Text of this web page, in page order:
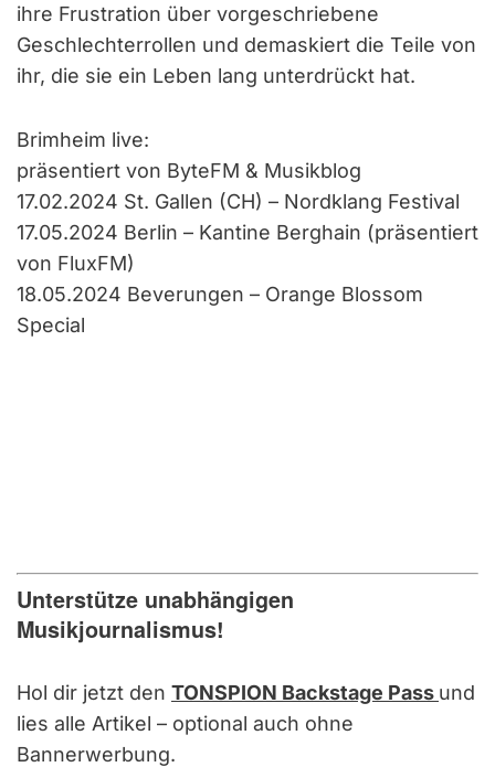
ihre Frustration über vorgeschriebene
Geschlechterrollen und demaskiert die Teile von
ihr, die sie ein Leben lang unterdrückt hat.
Brimheim live:
präsentiert von ByteFM & Musikblog
17.02.2024 St. Gallen (CH) – Nordklang Festival
17.05.2024 Berlin – Kantine Berghain (präsentiert
von FluxFM)
18.05.2024 Beverungen – Orange Blossom
Special
Unterstütze unabhängigen
Musikjournalismus!
Hol dir jetzt den TONSPION Backstage Pass und
lies alle Artikel – optional auch ohne
Bannerwerbung.